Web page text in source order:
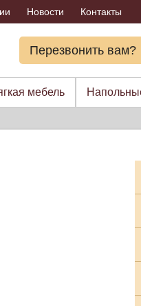
Новости Контакты
Перезвонить вам?
мебель